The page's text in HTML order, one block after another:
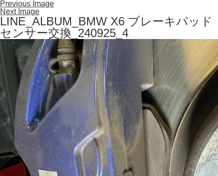
Previous Image
Next Image
LINE_ALBUM_BMW X6 ブレーキパッド
センサー交換_240925_4